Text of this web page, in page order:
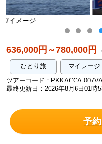
カナダ
636,000円～780,000円
ひとり旅 マイレージ
ツアーコード：PKKACCA-
最終更新日：2026年8月6日01時
予